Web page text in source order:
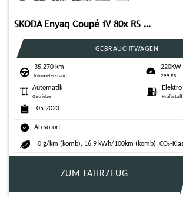
SKODA Enyaq Coupé iV 80x RS +WÄPU +PANO +CANTON +MATRI
GEBRAUCHTWAGEN
35.270 km
Kilometerstand
220KW
299 PS
Automatik
Getriebe
Elektro
Kraftstoff
05.2023
Ab sofort
0 g/km (komb), 16,9 kWh/100km (komb), CO₂-
ZUM FAHRZEUG